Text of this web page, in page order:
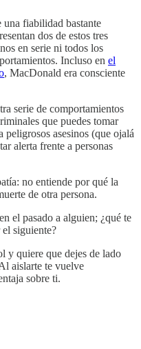
una fiabilidad bastante
dos de estos tres
en serie ni todos los
Incluso en el
, MacDonald era consciente
serie de comportamientos
que puedes tomar
peligrosos asesinos (que ojalá
alerta frente a personas
no entiende por qué la
de otra persona.
el pasado a alguien; ¿qué te
el siguiente?
y quiere que dejes de lado
aislarte te vuelve
sobre ti.